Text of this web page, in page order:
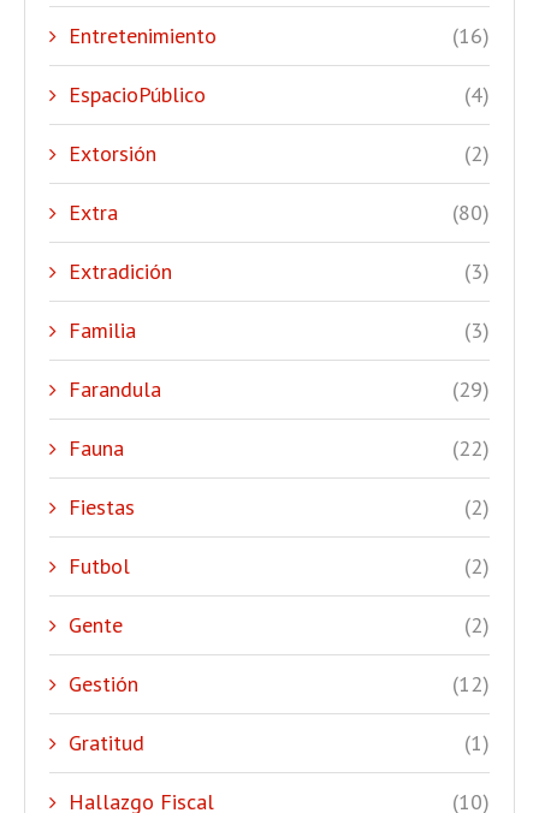
Entretenimiento (16)
EspacioPúblico (4)
Extorsión (2)
Extra (80)
Extradición (3)
Familia (3)
Farandula (29)
Fauna (22)
Fiestas (2)
Futbol (2)
Gente (2)
Gestión (12)
Gratitud (1)
Hallazgo Fiscal (10)